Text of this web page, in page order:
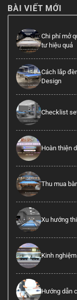
BÀI VIẾT MỚI
Chi phí mở
tư hiệu quả
Cách lắp
Design
Checklist
Hoàn thiện
Thu mua
Xu hướng
Kinh
Hướng dẫn